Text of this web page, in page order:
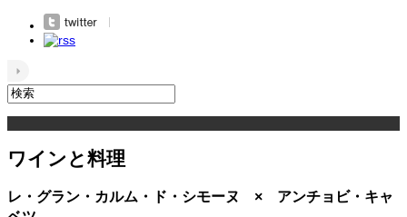
ワインと料理
レ・グラン・カルム・ド・シモーヌ × アンチョビ・キャ